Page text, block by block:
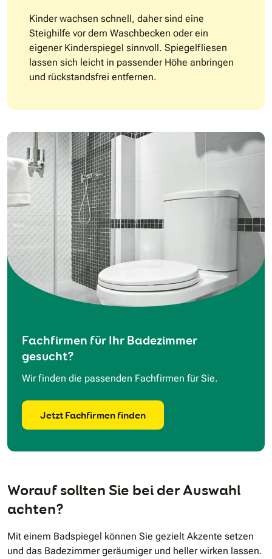
Kinder wachsen schnell, daher sind eine
Steighilfe vor dem Waschbecken oder ein
eigener Kinderspiegel sinnvoll. Spiegelfliesen
lassen sich leicht in passender Höhe anbringen
und rückstandsfrei entfernen.
Fachfirmen für Ihr Badezimmer
gesucht?
Wir finden die passenden Fachfirmen für Sie.
Jetzt Fachfirmen finden
Worauf sollten Sie bei der Auswahl
achten?
Mit einem Badspiegel können Sie gezielt Akzente setzen
und das Badezimmer geräumiger und heller wirken lassen.